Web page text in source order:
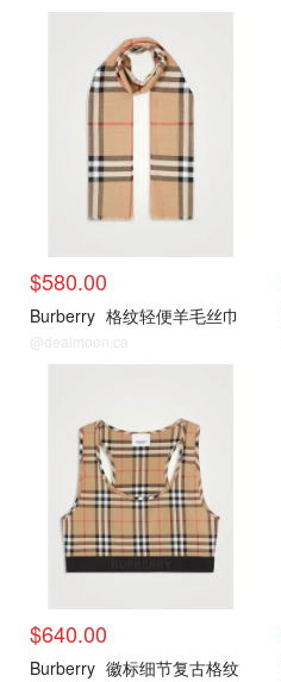
$580.00
Burberry 格纹轻便羊毛丝巾
@dealmoon.ca
$640.00
Burberry 徽标细节复古格纹